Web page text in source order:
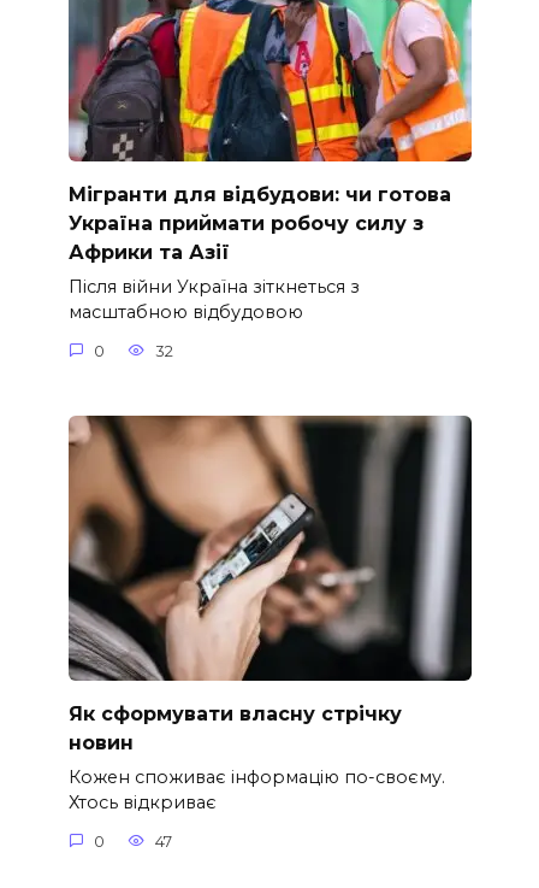
Мігранти для відбудови: чи готова
Україна приймати робочу силу з
Африки та Азії
Після війни Україна зіткнеться з
масштабною відбудовою
0 32
Як сформувати власну стрічку
новин
Кожен споживає інформацію по-своєму.
Хтось відкриває
0 47